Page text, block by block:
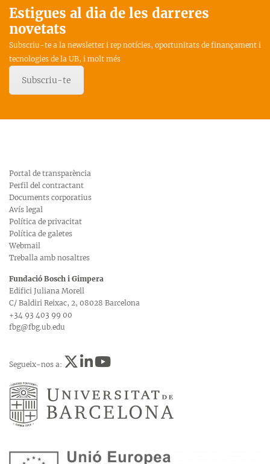
Estigues al dia de les darreres
novetats
Subscriu-te a la newsletter i rep notícies, oportunitats de finançament i
tecnologies de la UB, i molt més
Subscriu-te
Portal de transparència
Perfil del contractant
Documents corporatius
Avís legal
Política de privacitat
Política de galetes
Webmail
Treballa amb nosaltres
Fundació Bosch i Gimpera
Edifici Juliana Morell
C/ Baldiri Reixac, 2, 08028 Barcelona
+34 93 403 99 00
fbg@fbg.ub.edu
Segueix-nos a: